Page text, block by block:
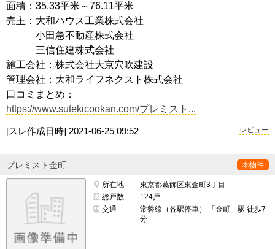
面積：35.33平米～76.11平米
売主：大和ハウス工業株式会社
小田急不動産株式会社
三信住建株式会社
施工会社：株式会社大京穴吹建設
管理会社：大和ライフネクスト株式会社
口コミまとめ：
https://www.sutekicookan.com/プレミスト...
[スレ作成日時] 2021-06-25 09:52 レビュー
プレミスト金町 本物件
所在地
東京都葛飾区東金町3丁目
総戸数
124戸
交通
常磐線（各駅停車） 「金町」駅 徒歩7
分